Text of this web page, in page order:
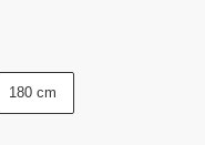
180 cm